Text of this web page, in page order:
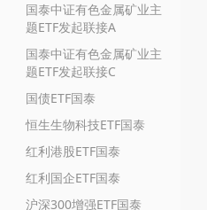
国泰中证有色金属矿业主
题ETF发起联接A
国泰中证有色金属矿业主
题ETF发起联接C
国债ETF国泰
恒生生物科技ETF国泰
红利港股ETF国泰
红利国企ETF国泰
沪深300增强ETF国泰